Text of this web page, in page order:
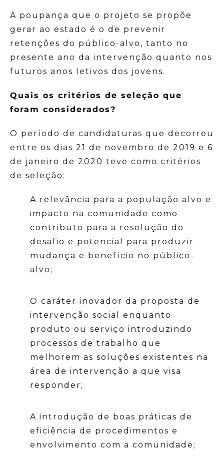
A poupança que o projeto se propõe
gerar ao estado é o de prevenir
retenções do público-alvo, tanto no
presente ano da intervenção quanto nos
futuros anos letivos dos jovens.
Quais os critérios de seleção que
foram considerados?
O período de candidaturas que decorreu
entre os dias 21 de novembro de 2019 e 6
de janeiro de 2020 teve como critérios
de seleção:
A relevância para a população alvo e
impacto na comunidade como
contributo para a resolução do
desafio e potencial para produzir
mudança e benefício no público-
alvo;
O caráter inovador da proposta de
intervenção social enquanto
produto ou serviço introduzindo
processos de trabalho que
melhorem as soluções existentes na
área de intervenção a que visa
responder;
A introdução de boas práticas de
eficiência de procedimentos e
envolvimento com a comunidade;